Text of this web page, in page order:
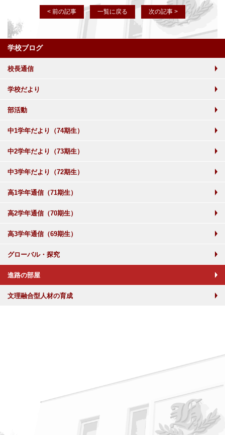
< 前の記事 一覧に戻る 次の記事 >
学校ブログ
校長通信
学校だより
部活動
中1学年だより（74期生）
中2学年だより（73期生）
中3学年だより（72期生）
高1学年通信（71期生）
高2学年通信（70期生）
高3学年通信（69期生）
グローバル・探究
進路の部屋
文理融合型人材の育成